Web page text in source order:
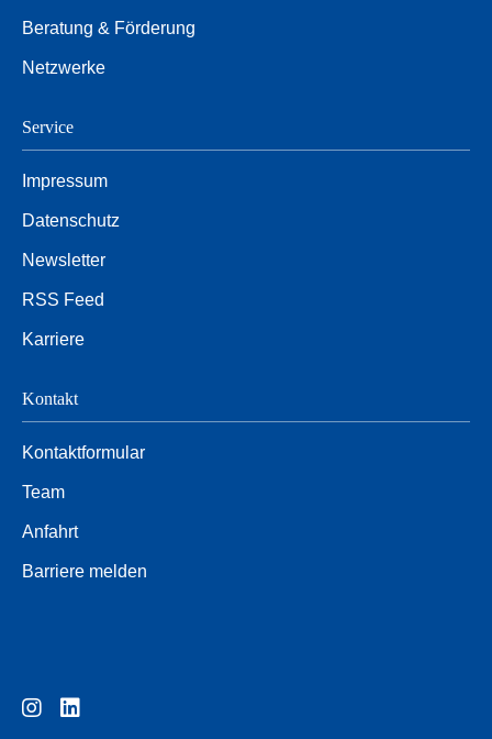
Beratung & Förderung
Netzwerke
Service
Impressum
Datenschutz
Newsletter
RSS Feed
Karriere
Kontakt
Kontaktformular
Team
Anfahrt
Barriere melden